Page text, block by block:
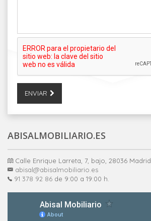
ENVIAR
ABISALMOBILIARIO.ES
Calle Enrique Larreta, 7, bajo, 28036 Madrid
abisal@abisalmobiliario.es
91 378 92 86 de 9:00 a 19:00 h.